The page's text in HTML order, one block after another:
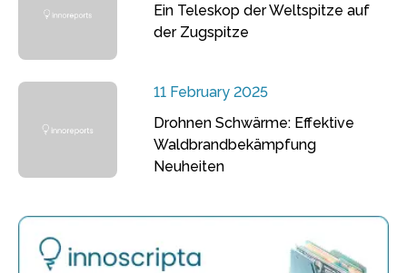
Ein Teleskop der Weltspitze auf
der Zugspitze
11 February 2025
Drohnen Schwärme: Effektive
Waldbrandbekämpfung
Neuheiten